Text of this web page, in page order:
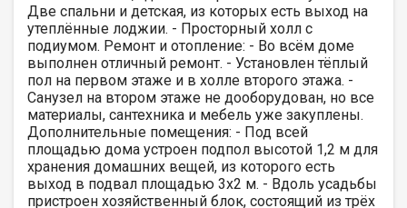
Две спальни и детская, из которых есть выход на
утеплённые лоджии. - Просторный холл с
подиумом. Ремонт и отопление: - Во всём доме
выполнен отличный ремонт. - Установлен тёплый
пол на первом этаже и в холле второго этажа. -
Санузел на втором этаже не дооборудован, но все
материалы, сантехника и мебель уже закуплены.
Дополнительные помещения: - Под всей
площадью дома устроен подпол высотой 1,2 м для
хранения домашних вещей, из которого есть
выход в подвал площадью 3х2 м. - Вдоль усадьбы
пристроен хозяйственный блок, состоящий из трёх